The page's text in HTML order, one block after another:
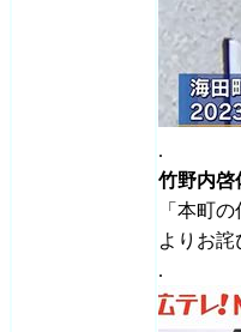
.
竹野内啓
「本町
よりお
.